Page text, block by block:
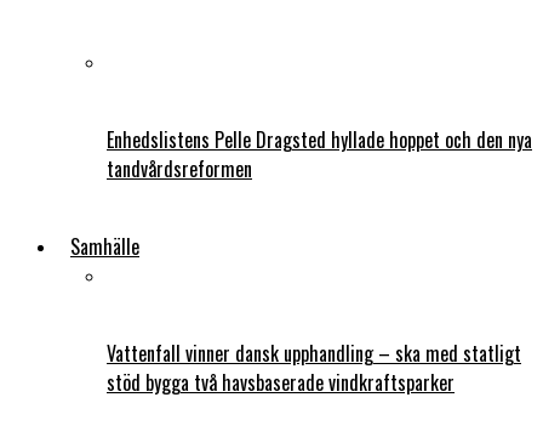
Enhedslistens Pelle Dragsted hyllade hoppet och den nya
tandvårdsreformen
Samhälle
Vattenfall vinner dansk upphandling – ska med statligt
stöd bygga två havsbaserade vindkraftsparker